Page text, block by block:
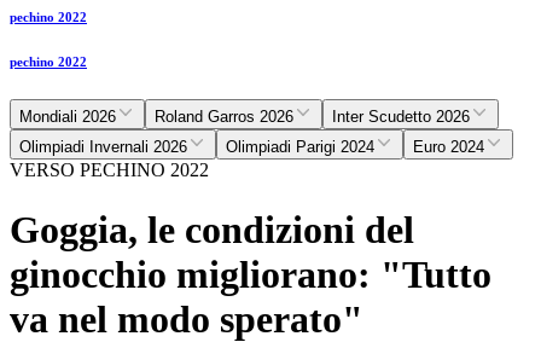
pechino 2022
pechino 2022
Mondiali 2026 Roland Garros 2026
Inter Scudetto 2026
Olimpiadi Invernali 2026
Olimpiadi Parigi 2024 Euro 2024
VERSO PECHINO 2022
Goggia, le condizioni del
ginocchio migliorano: "Tutto
va nel modo sperato"